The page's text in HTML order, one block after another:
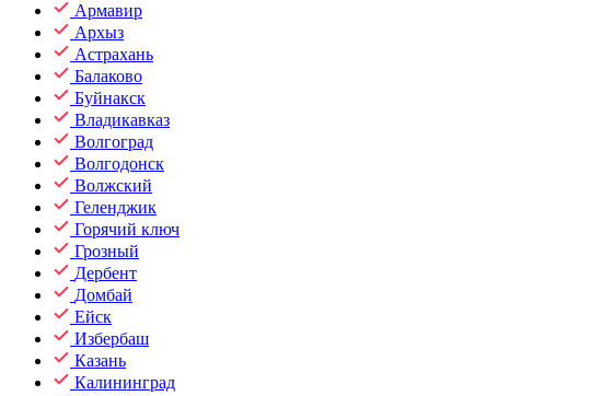
Армавир
Архыз
Астрахань
Балаково
Буйнакск
Владикавказ
Волгоград
Волгодонск
Волжский
Геленджик
Горячий ключ
Грозный
Дербент
Домбай
Ейск
Избербаш
Казань
Калининград